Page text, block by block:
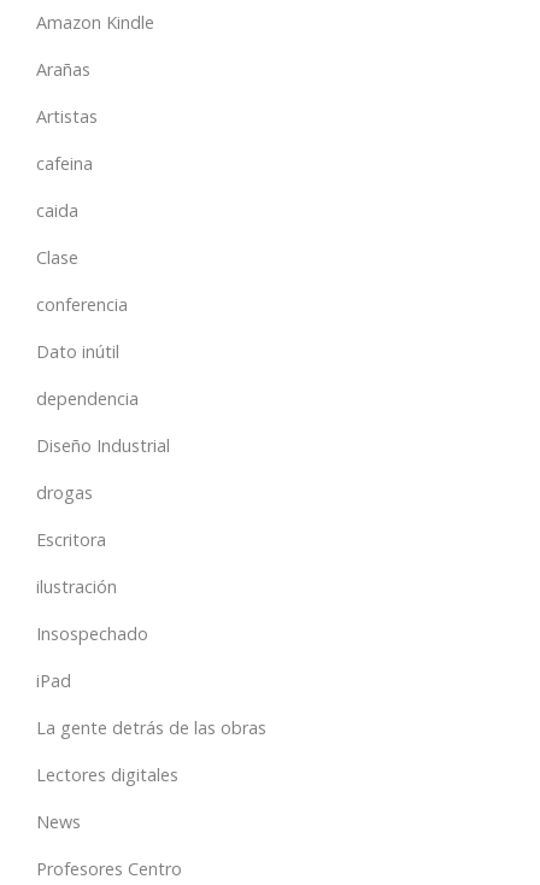
Amazon Kindle
Arañas
Artistas
cafeina
caida
Clase
conferencia
Dato inútil
dependencia
Diseño Industrial
drogas
Escritora
ilustración
Insospechado
iPad
La gente detrás de las obras
Lectores digitales
News
Profesores Centro